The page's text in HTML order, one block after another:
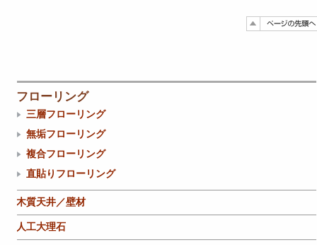
フローリング
三層フローリング
無垢フローリング
複合フローリング
直貼りフローリング
木質天井／壁材
人工大理石